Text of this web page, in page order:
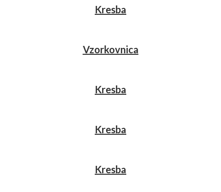
Kresba
Vzorkovnica
Kresba
Kresba
Kresba